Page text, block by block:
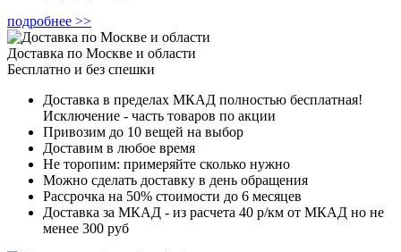
подробнее >>
Доставка по Москве и области
Бесплатно и без спешки
Доставка в пределах МКАД полностью бесплатная!
Исключение - часть товаров по акции
Привозим до 10 вещей на выбор
Доставим в любое время
Не торопим: примеряйте сколько нужно
Можно сделать доставку в день обращения
Рассрочка на 50% стоимости до 6 месяцев
Доставка за МКАД - из расчета 40 р/км от МКАД но не
менее 300 руб